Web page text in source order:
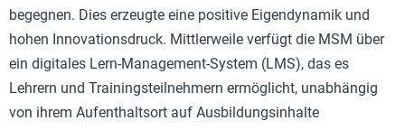
begegnen. Dies erzeugte eine positive Eigendynamik und
hohen Innovationsdruck. Mittlerweile verfügt die MSM über
ein digitales Lern-Management-System (LMS), das es
Lehrern und Trainingsteilnehmern ermöglicht, unabhängig
von ihrem Aufenthaltsort auf Ausbildungsinhalte